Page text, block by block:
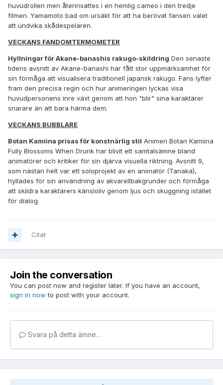
huvudrollen men återinsattes i en hemlig cameo i den tredje
filmen. Yamamoto bad om ursäkt för att ha berövat fansen valet
att undvika skådespelaren.
VECKANS FANDOMTERMOMETER
Hyllningar för Akane-banashis rakugo-skildring Den senaste
tidens avsnitt av Akane-banashi har fått stor uppmärksamhet för
sin förmåga att visualisera traditionell japansk rakugo. Fans lyfter
fram den precisa regin och hur animeringen lyckas visa
huvudpersonens inre växt genom att hon "blir" sina karaktärer
snarare än att bara härma dem.
VECKANS BUBBLARE
Botan Kamiina prisas för konstnärlig stil Animen Botan Kamiina
Fully Blossoms When Drunk har blivit ett samtalsämne bland
animatörer och kritiker för sin djärva visuella riktning. Avsnitt 9,
som nästan helt var ett soloprojekt av en animatör (Tanaka),
hyllades för sin användning av akvarellbakgrunder och förmåga
att skildra karaktärers känsloliv genom ljus och skuggning istället
för dialog.
Citat
Join the conversation
You can post now and register later. If you have an account,
sign in now to post with your account.
Svara på detta ämne…